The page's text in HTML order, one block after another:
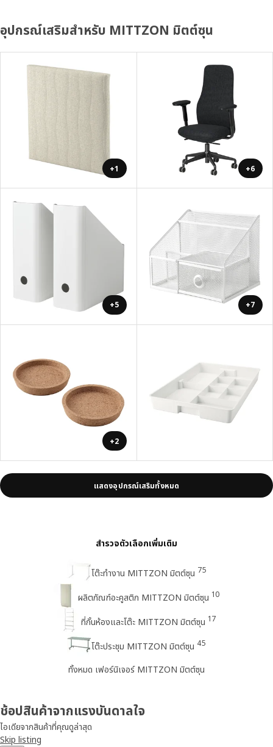
อุปกรณ์เสริมสำหรับ MITTZON มิตต์ซุน
+1 +6
+5 +7
+2
แสดงอุปกรณ์เสริมทั้งหมด
สำรวจตัวเลือกเพิ่มเติม
โต๊ะทำงาน MITTZON มิตต์ซุน 75
ผลิตภัณฑ์อะคูสติก MITTZON มิตต์ซุน 10
ที่กั้นห้องและโต๊ะ MITTZON มิตต์ซุน 17
โต๊ะประชุม MITTZON มิตต์ซุน 45
ทั้งหมด เฟอร์นิเจอร์ MITTZON มิตต์ซุน
ช้อปสินค้าจากแรงบันดาลใจ
ไอเดียจากสินค้าที่คุณดูล่าสุด
Skip listing